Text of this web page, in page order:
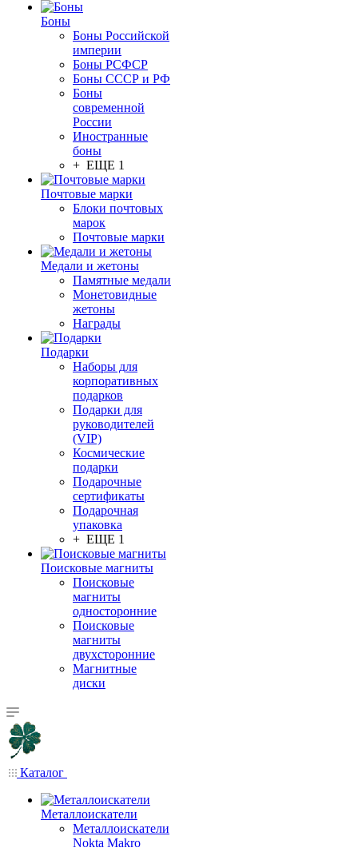
Боны
Боны Российской
империи
Боны РСФСР
Боны СССР и РФ
Боны
современной
России
Иностранные
боны
+ ЕЩЕ 1
Почтовые марки
Блоки почтовых
марок
Почтовые марки
Медали и жетоны
Памятные медали
Монетовидные
жетоны
Награды
Подарки
Наборы для
корпоративных
подарков
Подарки для
руководителей
(VIP)
Космические
подарки
Подарочные
сертификаты
Подарочная
упаковка
+ ЕЩЕ 1
Поисковые магниты
Поисковые
магниты
односторонние
Поисковые
магниты
двухсторонние
Магнитные
диски
Каталог
Металлоискатели
Металлоискатели
Nokta Makro